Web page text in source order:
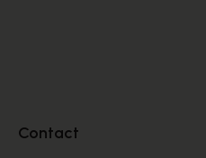
Contact